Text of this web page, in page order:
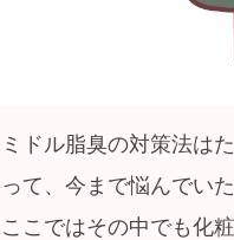
ミドル脂臭の対策法は
って、今まで悩んでい
ここではその中でも化